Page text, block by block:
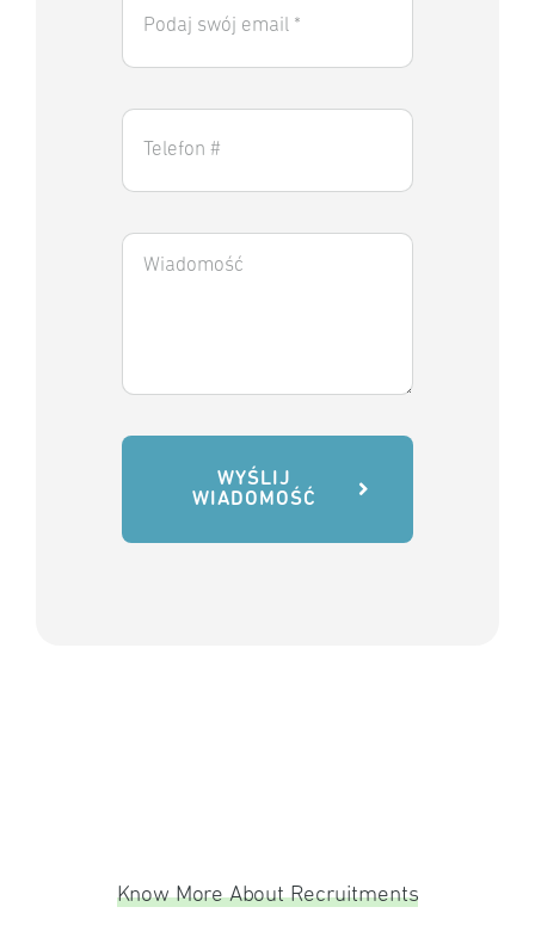
WYŚLIJ
WIADOMOŚĆ
Know More About Recruitments